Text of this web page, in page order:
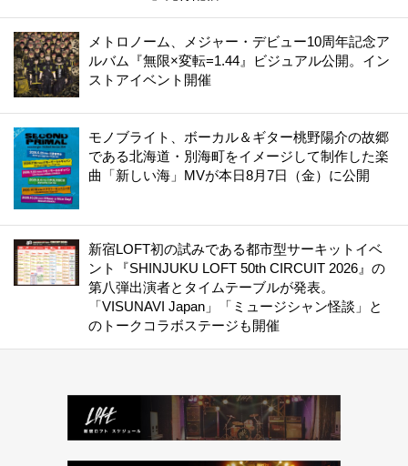
メトロノーム、メジャー・デビュー10周年記念ア
ルバム『無限×変転=1.44』ビジュアル公開。イン
ストアイベント開催
モノブライト、ボーカル＆ギター桃野陽介の故郷
である北海道・別海町をイメージして制作した楽
曲「新しい海」MVが本日8月7日（金）に公開
新宿LOFT初の試みである都市型サーキットイベ
ント『SHINJUKU LOFT 50th CIRCUIT 2026』の
第八弾出演者とタイムテーブルが発表。
「VISUNAVI Japan」「ミュージシャン怪談」と
のトークコラボステージも開催